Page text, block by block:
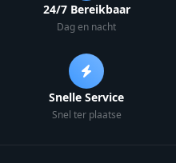
24/7 Bereikbaar
Dag en nacht
Snelle Service
Snel ter plaatse